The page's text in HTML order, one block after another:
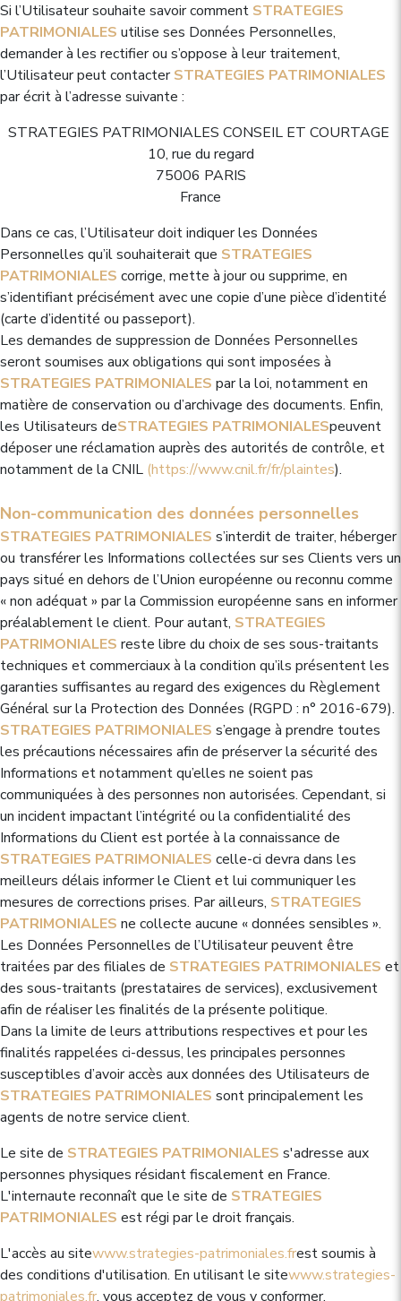
Si l’Utilisateur souhaite savoir comment STRATEGIES
PATRIMONIALES utilise ses Données Personnelles,
demander à les rectifier ou s’oppose à leur traitement,
l’Utilisateur peut contacterSTRATEGIES PATRIMONIALES
par écrit à l’adresse suivante :
STRATEGIES PATRIMONIALES CONSEIL ET COURTAGE
10, rue du regard
75006 PARIS
France
Dans ce cas, l’Utilisateur doit indiquer les Données
Personnelles qu’il souhaiterait que STRATEGIES
PATRIMONIALES corrige, mette à jour ou supprime, en
s’identifiant précisément avec une copie d’une pièce d’identité
(carte d’identité ou passeport).
Les demandes de suppression de Données Personnelles
seront soumises aux obligations qui sont imposées à
STRATEGIES PATRIMONIALES par la loi, notamment en
matière de conservation ou d’archivage des documents. Enfin,
les Utilisateurs deSTRATEGIES PATRIMONIALESpeuvent
déposer une réclamation auprès des autorités de contrôle, et
notamment de la CNIL (https://www.cnil.fr/fr/plaintes).
Non-communication des données personnelles
STRATEGIES PATRIMONIALES s’interdit de traiter, héberger
ou transférer les Informations collectées sur ses Clients vers un
pays situé en dehors de l’Union européenne ou reconnu comme
« non adéquat » par la Commission européenne sans en informer
préalablement le client. Pour autant, STRATEGIES
PATRIMONIALES reste libre du choix de ses sous-traitants
techniques et commerciaux à la condition qu’ils présentent les
garanties suffisantes au regard des exigences du Règlement
Général sur la Protection des Données (RGPD : n° 2016-679).
STRATEGIES PATRIMONIALES s’engage à prendre toutes
les précautions nécessaires afin de préserver la sécurité des
Informations et notamment qu’elles ne soient pas
communiquées à des personnes non autorisées. Cependant, si
un incident impactant l’intégrité ou la confidentialité des
Informations du Client est portée à la connaissance de
STRATEGIES PATRIMONIALES celle-ci devra dans les
meilleurs délais informer le Client et lui communiquer les
mesures de corrections prises. Par ailleurs, STRATEGIES
PATRIMONIALES ne collecte aucune « données sensibles ».
Les Données Personnelles de l’Utilisateur peuvent être
traitées par des filiales de STRATEGIES PATRIMONIALES et
des sous-traitants (prestataires de services), exclusivement
afin de réaliser les finalités de la présente politique.
Dans la limite de leurs attributions respectives et pour les
finalités rappelées ci-dessus, les principales personnes
susceptibles d’avoir accès aux données des Utilisateurs de
STRATEGIES PATRIMONIALES sont principalement les
agents de notre service client.
Le site de STRATEGIES PATRIMONIALES s'adresse aux
personnes physiques résidant fiscalement en France.
L'internaute reconnaît que le site de STRATEGIES
PATRIMONIALES est régi par le droit français.
L'accès au sitewww.strategies-patrimoniales.frest soumis à
des conditions d'utilisation. En utilisant le sitewww.strategies-
patrimoniales.fr, vous acceptez de vous y conformer.